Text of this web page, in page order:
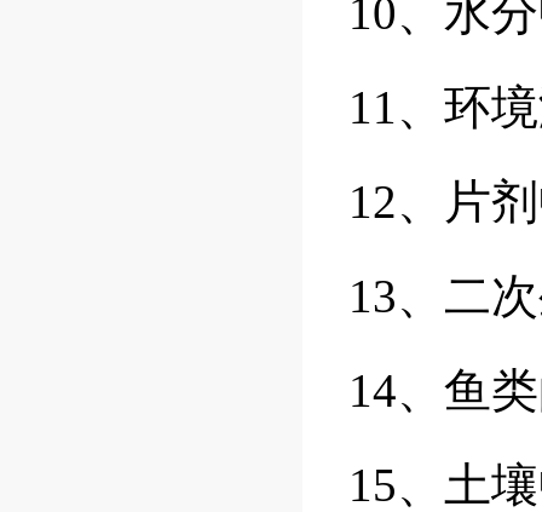
10、水
11、环
12、片
13、二
14、鱼
15、土